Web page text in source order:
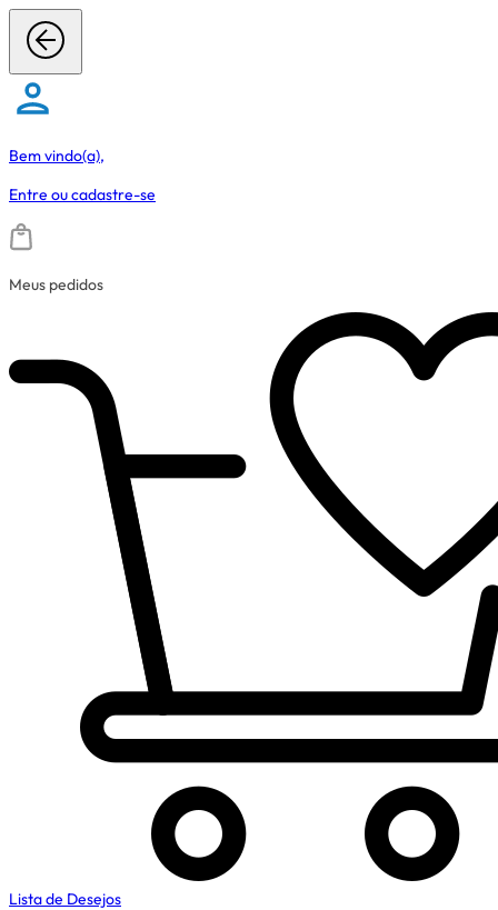
Bem vindo(a),
Entre oucadastre-se
Meus pedidos
Lista de Desejos